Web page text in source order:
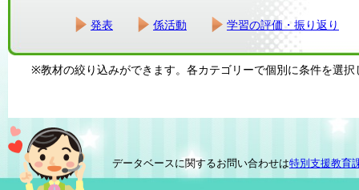
発表 係活動 学習の評価・振り返り
※教材の絞り込みができます。各カテゴリーで個別に条件を選択
データベースに関するお問い合わせは特別支援教育